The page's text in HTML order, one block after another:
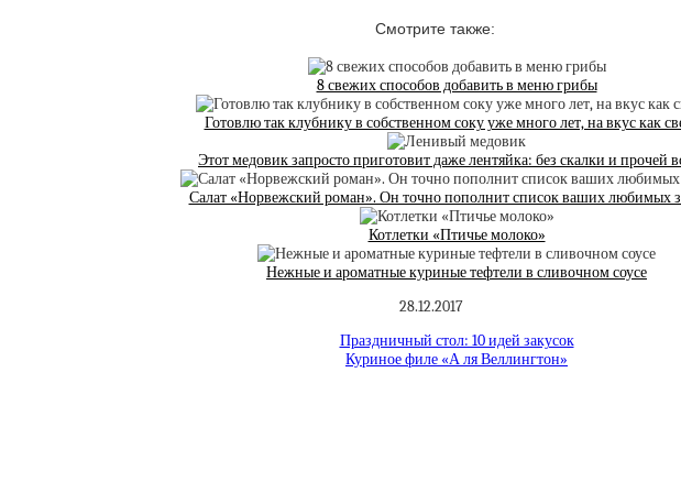
Смотрите также:
8 свежих способов добавить в меню грибы
Готовлю так клубнику в собственном соку уже много лет, на вкус как
Этот медовик запросто приготовит даже лентяйка: без скалки и прочей
Салат «Норвежский роман». Он точно пополнит список ваших любимых
Котлетки «Птичье молоко»
Нежные и ароматные куриные тефтели в сливочном соусе
28.12.2017
Праздничный стол: 10 идей закусок
Куриное филе «А ля Веллингтон»